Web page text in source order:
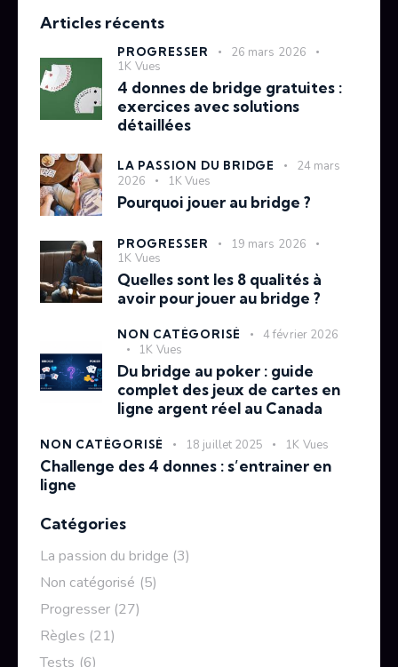
Articles récents
PROGRESSER
26 mars 2026
1K Vues
4 donnes de bridge gratuites :
exercices avec solutions
détaillées
LA PASSION DU BRIDGE
24 mars
2026
1K Vues
Pourquoi jouer au bridge ?
PROGRESSER
19 mars 2026
1K Vues
Quelles sont les 8 qualités à
avoir pour jouer au bridge ?
NON CATÉGORISÉ
4 février 2026
1K Vues
Du bridge au poker : guide
complet des jeux de cartes en
ligne argent réel au Canada
NON CATÉGORISÉ 18 juillet 2025 1K Vues
Challenge des 4 donnes : s’entrainer en
ligne
Catégories
La passion du bridge (3)
Non catégorisé (5)
Progresser (27)
Règles (21)
Tests (6)